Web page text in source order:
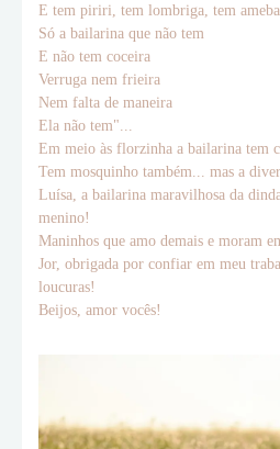
E tem piriri, tem lombriga, tem ameba
Só a bailarina que não tem
E não tem coceira
Verruga nem frieira
Nem falta de maneira
Ela não tem"...
Em meio às florzinha a bailarina tem
Tem mosquinho também... mas a
Luísa, a bailarina maravilhosa da
menino!
Maninhos que amo demais e moram
Jor, obrigada por confiar em meu
loucuras!
Beijos, amor vocês!